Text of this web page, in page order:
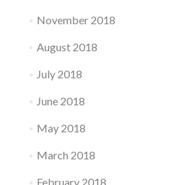
November 2018
August 2018
July 2018
June 2018
May 2018
March 2018
February 2018